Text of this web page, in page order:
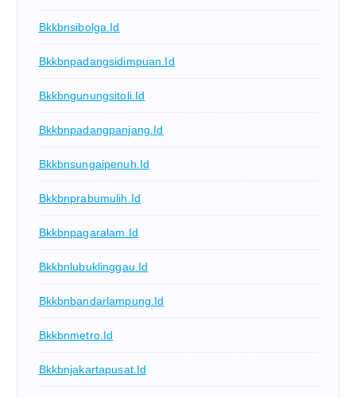
Bkkbnsibolga.id
Bkkbnpadangsidimpuan.id
Bkkbngunungsitoli.id
Bkkbnpadangpanjang.id
Bkkbnsungaipenuh.id
Bkkbnprabumulih.id
Bkkbnpagaralam.id
Bkkbnlubuklinggau.id
Bkkbnbandarlampung.id
Bkkbnmetro.id
Bkkbnjakartapusat.id